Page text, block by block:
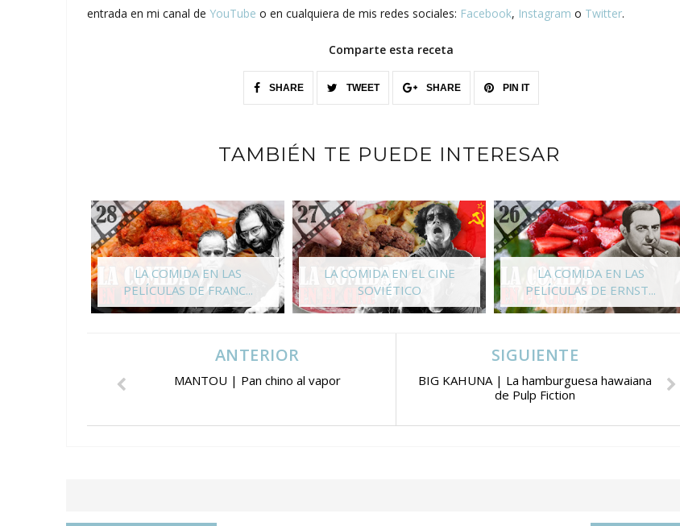
entrada en mi canal de YouTube o en cualquiera de mis redes sociales: Facebook, Instagram o Twitter.
Comparte esta receta
SHARE TWEET SHARE PIN IT
TAMBIÉN TE PUEDE INTERESAR
LA COMIDA EN LAS
PELÍCULAS DE FRANC...
LA COMIDA EN EL CINE
SOVIÉTICO
LA COMIDA EN LAS
PELÍCULAS DE ERNST...
SIGUIENTE
BIG KAHUNA | La hamburguesa hawaiana
de Pulp Fiction
ANTERIOR
MANTOU | Pan chino al vapor